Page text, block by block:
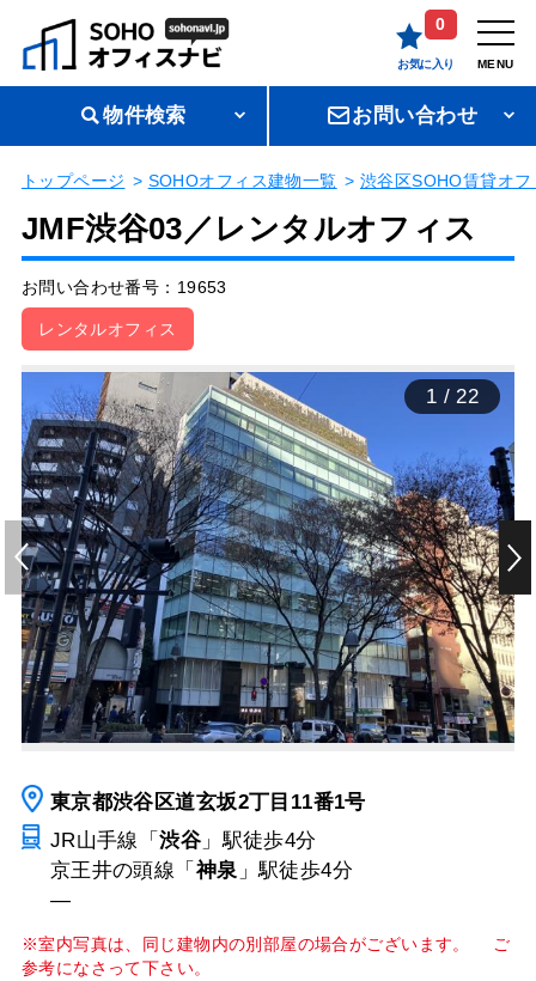
0
お気に入り MENU
物件検索 お問い合わせ
トップページ SOHOオフィス建物一覧 渋谷区SOHO賃貸オフ
JMF渋谷03／レンタルオフィス
お問い合わせ番号：19653
レンタルオフィス
1 /22
東京都渋谷区道玄坂2丁目11番1号
JR山手線「渋谷 」駅徒歩4分
京王井の頭線「神泉 」駅徒歩4分
―
※室内写真は、同じ建物内の別部屋の場合がございます。 ご
参考になさって下さい。